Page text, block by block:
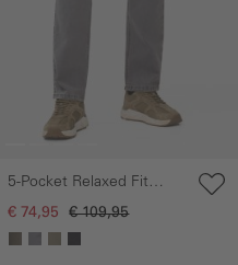
5-Pocket Relaxed Fit
Broek gemaakt van een
€ 74,95 € 109,95